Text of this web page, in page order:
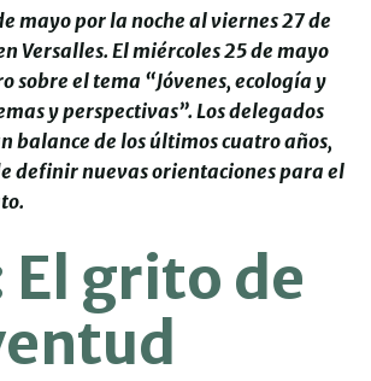
mayo por la noche al viernes 27 de
Versalles. El miércoles 25 de mayo
sobre el tema “Jóvenes, ecología y
y perspectivas”. Los delegados
balance de los últimos cuatro años,
definir nuevas orientaciones para el
El grito de